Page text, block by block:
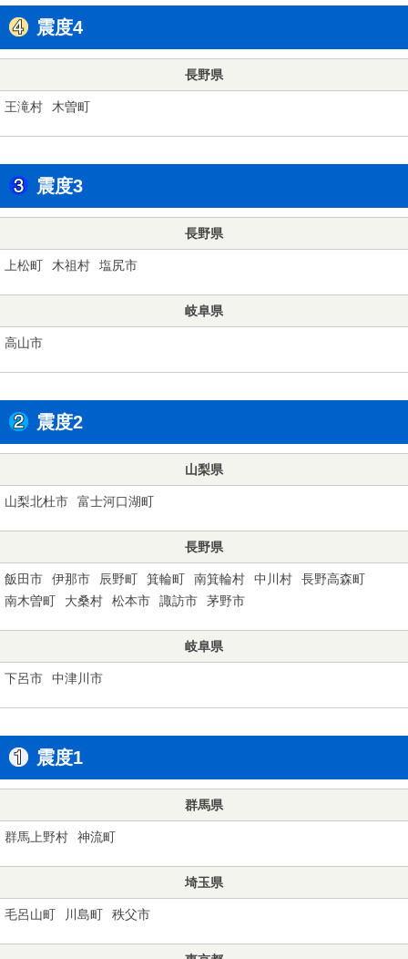
震度4
長野県
王滝村 木曽町
震度3
長野県
上松町 木祖村 塩尻市
岐阜県
高山市
震度2
山梨県
山梨北杜市 富士河口湖町
長野県
飯田市 伊那市 辰野町 箕輪町 南箕輪村 中川村
長野高森町
南木曽町
大桑村 松本市 諏訪市 茅野市
岐阜県
下呂市 中津川市
震度1
群馬県
群馬上野村 神流町
埼玉県
毛呂山町 川島町 秩父市